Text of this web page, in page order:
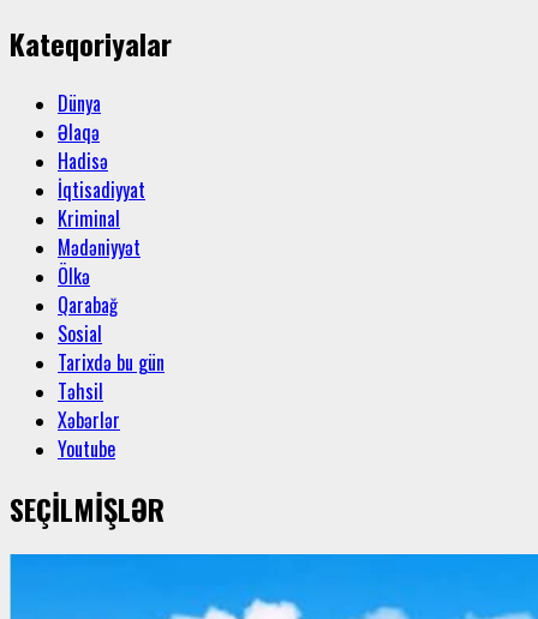
Kateqoriyalar
Dünya
Əlaqə
Hadisə
İqtisadiyyat
Kriminal
Mədəniyyət
Ölkə
Qarabağ
Sosial
Tarixdə bu gün
Təhsil
Xəbərlər
Youtube
SEÇİLMİŞLƏR